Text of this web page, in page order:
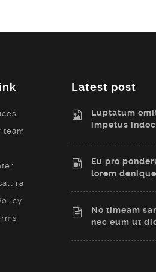
team
Latest post
Luptatum
impetus
Eu pro
lorem denique
No timeam
nec eum ut